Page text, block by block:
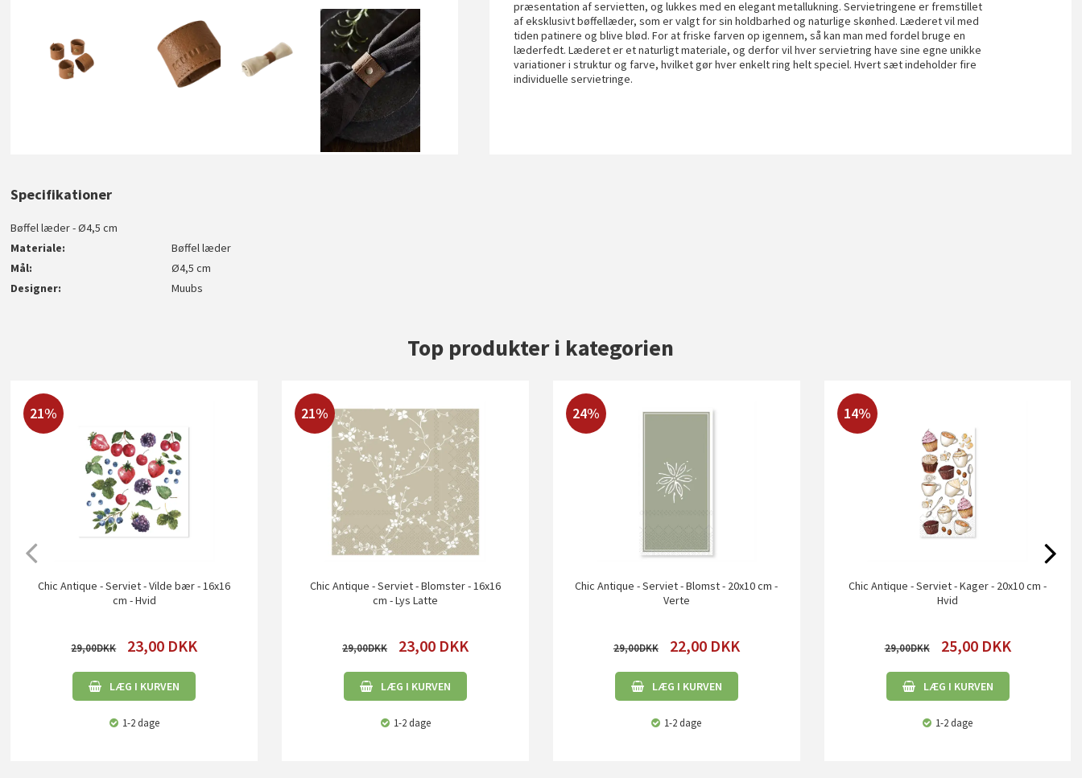
præsentation af servietten, og lukkes med en elegant metallukning. Servietringene er fremstillet
af eksklusivt bøffellæder, som er valgt for sin holdbarhed og naturlige skønhed. Læderet vil med
tiden patinere og blive blød. For at friske farven op igennem, så kan man med fordel bruge en
læderfedt. Læderet er et naturligt materiale, og derfor vil hver servietring have sine egne unikke
variationer i struktur og farve, hvilket gør hver enkelt ring helt speciel. Hvert sæt indeholder fire
individuelle servietringe.
Specifikationer
Bøffel læder - Ø4,5 cm
Materiale
Bøffel læder
Mål
Ø4,5 cm
Designer
Muubs
Top produkter i kategorien
21%
Chic Antique - Serviet - Vilde bær - 16x16
cm - Hvid
29,00 23,00 DKK
LÆG I KURVEN
1-2 dage
21%
Chic Antique - Serviet - Blomster - 16x16
cm - Lys Latte
29,00 23,00 DKK
LÆG I KURVEN
1-2 dage
24%
Chic Antique - Serviet - Blomst - 20x10 cm -
Verte
29,00 22,00 DKK
LÆG I KURVEN
1-2 dage
14%
Chic Antique - Serviet - Kager - 20x10 cm -
Hvid
29,00 25,00 DKK
LÆG I KURVEN
1-2 dage